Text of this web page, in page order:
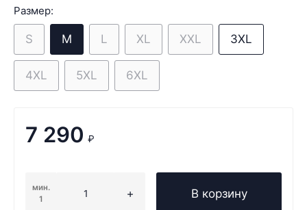
Размер:
S M L XL XXL 3XL
4XL 5XL 6XL
7 290 ₽
мин.
1
В корзину